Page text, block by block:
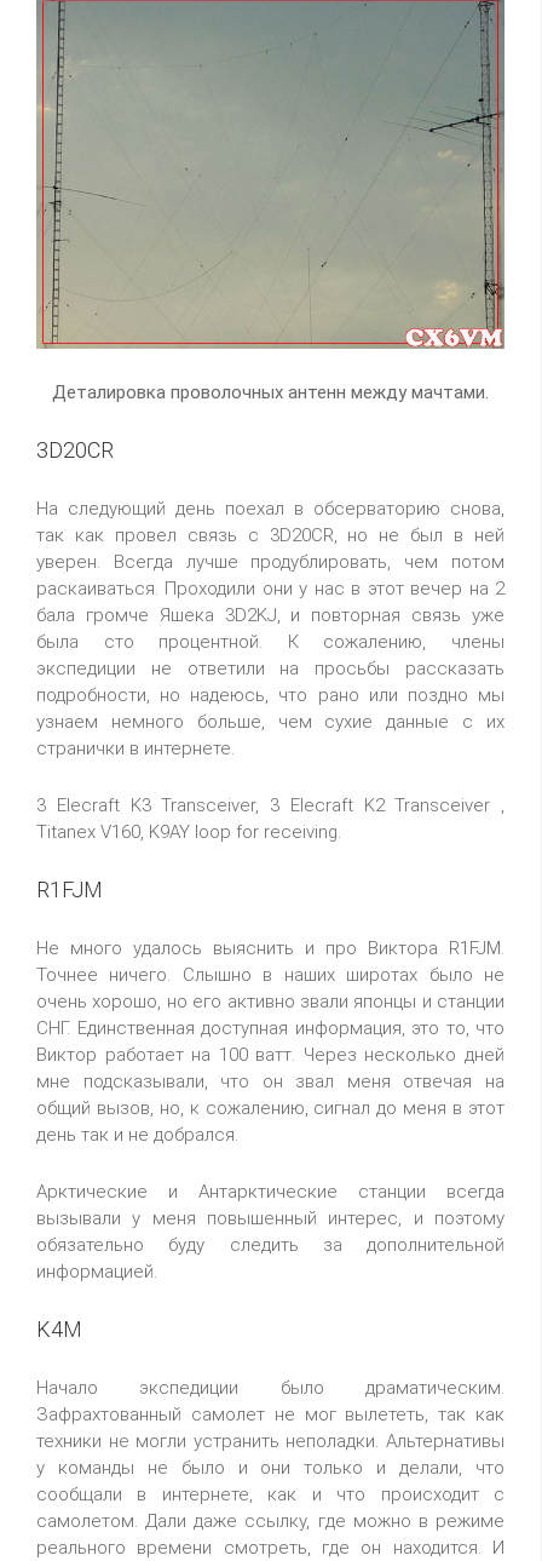
Деталировка проволочных антенн между мачтами.
3D20CR
На следующий день поехал в обсерваторию снова,
так как провел связь с 3D20CR, но не был в ней
уверен. Всегда лучше продублировать, чем потом
раскаиваться. Проходили они у нас в этот вечер на 2
бала громче Яшека 3D2KJ, и повторная связь уже
была сто процентной. К сожалению, члены
экспедиции не ответили на просьбы рассказать
подробности, но надеюсь, что рано или поздно мы
узнаем немного больше, чем сухие данные с их
странички в интернете.
3 Elecraft K3 Transceiver, 3 Elecraft K2 Transceiver ,
Titanex V160, K9AY loop for receiving.
R1FJM
Не много удалось выяснить и про Виктора R1FJM.
Точнее ничего. Слышно в наших широтах было не
очень хорошо, но его активно звали японцы и станции
СНГ. Единственная доступная информация, это то, что
Виктор работает на 100 ватт. Через несколько дней
мне подсказывали, что он звал меня отвечая на
общий вызов, но, к сожалению, сигнал до меня в этот
день так и не добрался.
Арктические и Антарктические станции всегда
вызывали у меня повышенный интерес, и поэтому
обязательно буду следить за дополнительной
информацией.
K4M
Начало экспедиции было драматическим.
Зафрахтованный самолет не мог вылететь, так как
техники не могли устранить неполадки. Альтернативы
у команды не было и они только и делали, что
сообщали в интернете, как и что происходит с
самолетом. Дали даже ссылку, где можно в режиме
реального времени смотреть, где он находится. И